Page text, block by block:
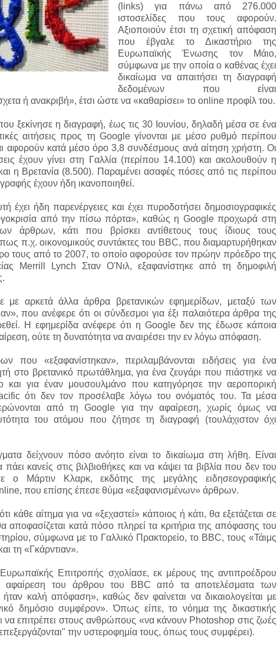
(links) για πάνω από 276.000
ιστοσελίδες που τους αφορούν.
Αξιοποιούν έτσι τη σχετική απόφαση
που έβγαλε το Δικαστήριο της
Ευρωπαϊκής Ένωσης τον Μάιο,
σύμφωνα με την οποία ο καθένας έχει
δικαίωμα να απαιτήσει τη διαγραφή
δεδομένων που είναι
ή ανακριβή», έτσι ώστε να «καθαρίσει» το online προφίλ του.
ξεκίνησε η διαγραφή, έως τις 30 Ιουνίου, δηλαδή μέσα σε ένα
αιτήσεις προς τη Google γίνονται με μέσο ρυθμό περίπου
αφορούν κατά μέσο όρο 3,8 συνδέσμους ανά αίτηση χρήστη. Οι
έχουν γίνει στη Γαλλία (περίπου 14.100) και ακολουθούν η
η Βρετανία (8.500). Παραμένει ασαφές πόσες από τις περίπου
έχουν ήδη ικανοποιηθεί.
έχει ήδη παρενέργειες και έχει πυροδοτήσει δημοσιογραφικές
από την πίσω πόρτα», καθώς η Google προχωρά στη
άρθρων, κάτι που βρίσκει αντίθετους τους ίδιους τους
π.χ. οικονομικούς συντάκτες του BBC, που διαμαρτυρήθηκαν
τους από το 2007, το οποίο αφορούσε τον πρώην πρόεδρο της
Merrill Lynch Σταν Ο'Νιλ, εξαφανίστηκε από τη δημοφιλή
με αρκετά άλλα άρθρα βρετανικών εφημερίδων, μεταξύ των
που ανέφερε ότι οι σύνδεσμοι για έξι παλαιότερα άρθρα της
Η εφημερίδα ανέφερε ότι η Google δεν της έδωσε κάποια
ούτε τη δυνατότητα να αναιρέσει την εν λόγω απόφαση.
που «εξαφανίστηκαν», περιλαμβάνονται ειδήσεις για ένα
στο βρετανικό πρωτάθλημα, για ένα ζευγάρι που πιάστηκε να
και για έναν μουσουλμάνο που κατηγόρησε την αεροπορική
ότι δεν τον προσέλαβε λόγω του ονόματός του. Τα μέσα
από τη Google για την αφαίρεση, χωρίς όμως να
του ατόμου που ζήτησε τη διαγραφή (τουλάχιστον όχι
δείχνουν πόσο ανόητο είναι το δικαίωμα στη λήθη. Είναι
κανείς στις βιλβιοθήκες και να κάψει τα βιβλία που δεν του
ο Μάρτιν Κλαρκ, εκδότης της μεγάλης ειδησεογραφικής
που επίσης έπεσε θύμα «εξαφανισμένων» άρθρων.
κάθε αίτημα για να «ξεχαστεί» κάποιος ή κάτι, θα εξετάζεται σε
αποφασίζεται κατά πόσο πληρεί τα κριτήρια της απόφασης του
σύμφωνα με το Γαλλικό Πρακτορείο, το BBC, τους «Τάιμς
τη «Γκάρντιαν».
Επιτροπής σχολίασε, εκ μέρους της αντιπροέδρου
αφαίρεση του άρθρου του BBC από τα αποτελέσματα των
καλή απόφαση», καθώς δεν φαίνεται να δικαιολογείται με
δημόσιο συμφέρον». Όπως είπε, το νόημα της δικαστικής
να επιτρέπει στους ανθρώπους «να κάνουν Photoshop στις ζωές
την υστεροφημία τους, όπως τους συμφέρει).